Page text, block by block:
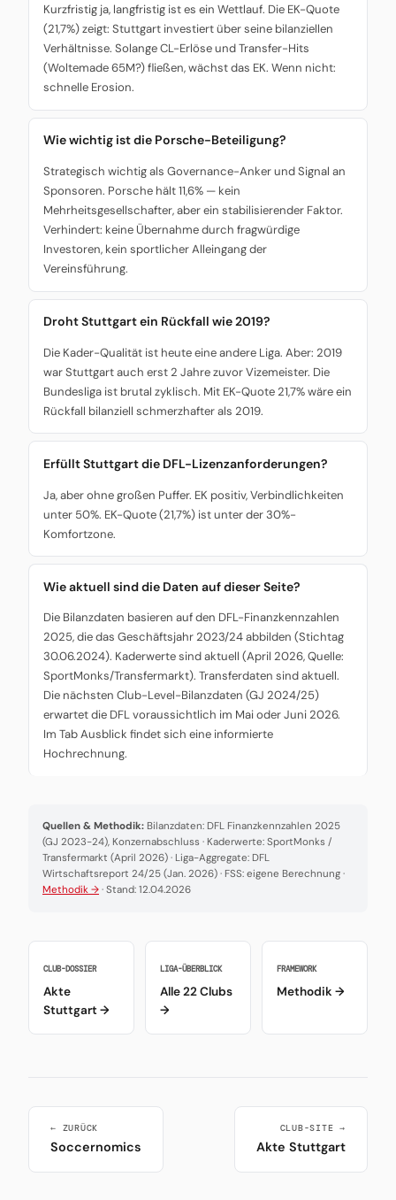
Kurzfristig ja, langfristig ist es ein Wettlauf. Die EK-Quote
(21,7%) zeigt: Stuttgart investiert über seine bilanziellen
Verhältnisse. Solange CL-Erlöse und Transfer-Hits
(Woltemade 65M?) fließen, wächst das EK. Wenn nicht:
schnelle Erosion.
Wie wichtig ist die Porsche-Beteiligung?
Strategisch wichtig als Governance-Anker und Signal an
Sponsoren. Porsche hält 11,6% — kein
Mehrheitsgesellschafter, aber ein stabilisierender Faktor.
Verhindert: keine Übernahme durch fragwürdige
Investoren, kein sportlicher Alleingang der
Vereinsführung.
Droht Stuttgart ein Rückfall wie 2019?
Die Kader-Qualität ist heute eine andere Liga. Aber: 2019
war Stuttgart auch erst 2 Jahre zuvor Vizemeister. Die
Bundesliga ist brutal zyklisch. Mit EK-Quote 21,7% wäre ein
Rückfall bilanziell schmerzhafter als 2019.
Erfüllt Stuttgart die DFL-Lizenzanforderungen?
Ja, aber ohne großen Puffer. EK positiv, Verbindlichkeiten
unter 50%. EK-Quote (21,7%) ist unter der 30%-
Komfortzone.
Wie aktuell sind die Daten auf dieser Seite?
Die Bilanzdaten basieren auf den DFL-Finanzkennzahlen
2025, die das Geschäftsjahr 2023/24 abbilden (Stichtag
30.06.2024). Kaderwerte sind aktuell (April 2026, Quelle:
SportMonks/Transfermarkt). Transferdaten sind aktuell.
Die nächsten Club-Level-Bilanzdaten (GJ 2024/25)
erwartet die DFL voraussichtlich im Mai oder Juni 2026.
Im Tab Ausblick findet sich eine informierte
Hochrechnung.
Quellen & Methodik: Bilanzdaten: DFL Finanzkennzahlen 2025
(GJ 2023-24), Konzernabschluss · Kaderwerte: SportMonks /
Transfermarkt (April 2026) · Liga-Aggregate: DFL
Wirtschaftsreport 24/25 (Jan. 2026) · FSS: eigene Berechnung ·
Methodik → · Stand: 12.04.2026
CLUB-DOSSIER
Akte
Stuttgart →
LIGA-ÜBERBLICK
Alle 22 Clubs
→
FRAMEWORK
Methodik →
← ZURÜCK
Soccernomics
CLUB-SITE →
Akte Stuttgart